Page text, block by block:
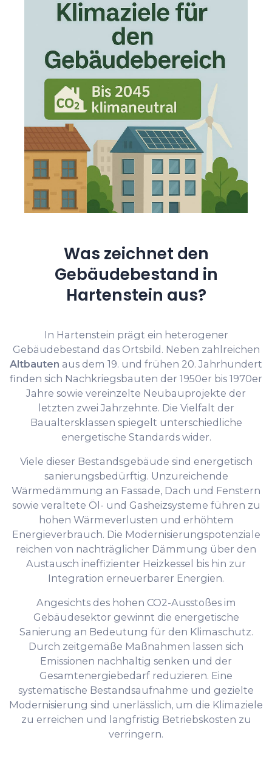
Was zeichnet den
Gebäudebestand in
Hartenstein aus?
In Hartenstein prägt ein heterogener
Gebäudebestand das Ortsbild. Neben zahlreichen
Altbauten aus dem 19. und frühen 20. Jahrhundert
finden sich Nachkriegsbauten der 1950er bis 1970er
Jahre sowie vereinzelte Neubauprojekte der
letzten zwei Jahrzehnte. Die Vielfalt der
Baualtersklassen spiegelt unterschiedliche
energetische Standards wider.
Viele dieser Bestandsgebäude sind energetisch
sanierungsbedürftig. Unzureichende
Wärmedämmung an Fassade, Dach und Fenstern
sowie veraltete Öl- und Gasheizsysteme führen zu
hohen Wärmeverlusten und erhöhtem
Energieverbrauch. Die Modernisierungspotenziale
reichen von nachträglicher Dämmung über den
Austausch ineffizienter Heizkessel bis hin zur
Integration erneuerbarer Energien.
Angesichts des hohen CO2-Ausstoßes im
Gebäudesektor gewinnt die energetische
Sanierung an Bedeutung für den Klimaschutz.
Durch zeitgemäße Maßnahmen lassen sich
Emissionen nachhaltig senken und der
Gesamtenergiebedarf reduzieren. Eine
systematische Bestandsaufnahme und gezielte
Modernisierung sind unerlässlich, um die Klimaziele
zu erreichen und langfristig Betriebskosten zu
verringern.